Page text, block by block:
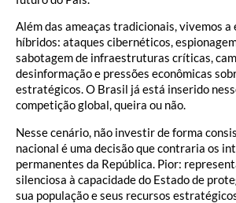
Além das ameaças tradicionais, vivemos a
híbridos: ataques cibernéticos,
sabotagem de infraestruturas críticas,
desinformação e pressões econômicas
estratégicos. O Brasil já está inserido
competição global, queira ou não.
Nesse cenário, não investir de forma
nacional é uma decisão que contraria os
permanentes da República. Pior:
silenciosa à capacidade do Estado de
sua população e seus recursos